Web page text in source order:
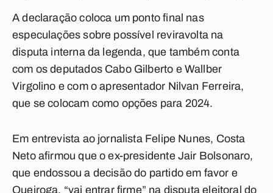
A declaração coloca um ponto final nas
especulações sobre possível reviravolta na
disputa interna da legenda, que também conta
com os deputados Cabo Gilberto e Wallber
Virgolino e com o apresentador Nilvan Ferreira,
que se colocam como opções para 2024.
Em entrevista ao jornalista Felipe Nunes, Costa
Neto afirmou que o ex-presidente Jair Bolsonaro,
que endossou a decisão do partido em favor e
Queiroga, “vai entrar firme” na disputa eleitoral do